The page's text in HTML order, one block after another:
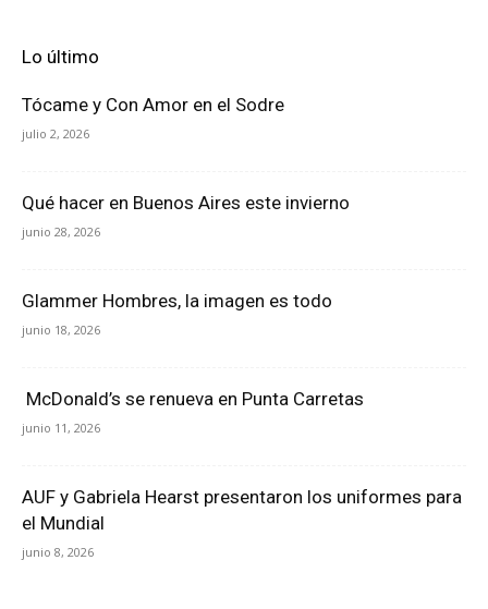
Lo último
Tócame y Con Amor en el Sodre
julio 2, 2026
Qué hacer en Buenos Aires este invierno
junio 28, 2026
Glammer Hombres, la imagen es todo
junio 18, 2026
McDonald’s se renueva en Punta Carretas
junio 11, 2026
AUF y Gabriela Hearst presentaron los uniformes para
el Mundial
junio 8, 2026